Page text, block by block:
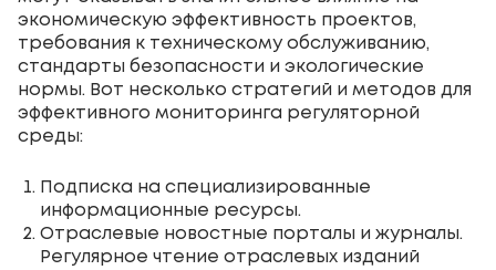
экономическую эффективность проектов,
требования к техническому обслуживанию,
стандарты безопасности и экологические
нормы. Вот несколько стратегий и методов для
эффективного мониторинга регуляторной
среды:
Подписка на специализированные
информационные ресурсы.
Отраслевые новостные порталы и журналы.
Регулярное чтение отраслевых изданий